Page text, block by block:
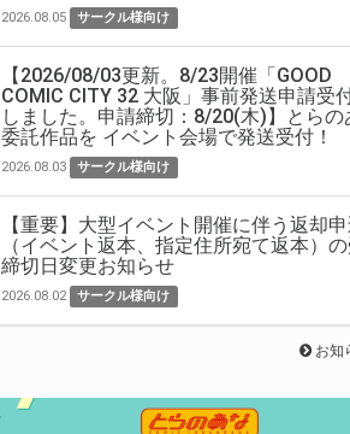
2026.08.05 サークル様向け
【2026/08/03更新。8/23開催「GOOD
COMIC CITY 32 大阪」事前発送申請受
しました。申請締切：8/20(木)】とらの
委託作品を イベント会場で発送受付！
2026.08.03 サークル様向け
【重要】大型イベント開催に伴う返却
（イベント返本、指定住所宛て返本）
締切日変更お知らせ
2026.08.02 サークル様向け
お知